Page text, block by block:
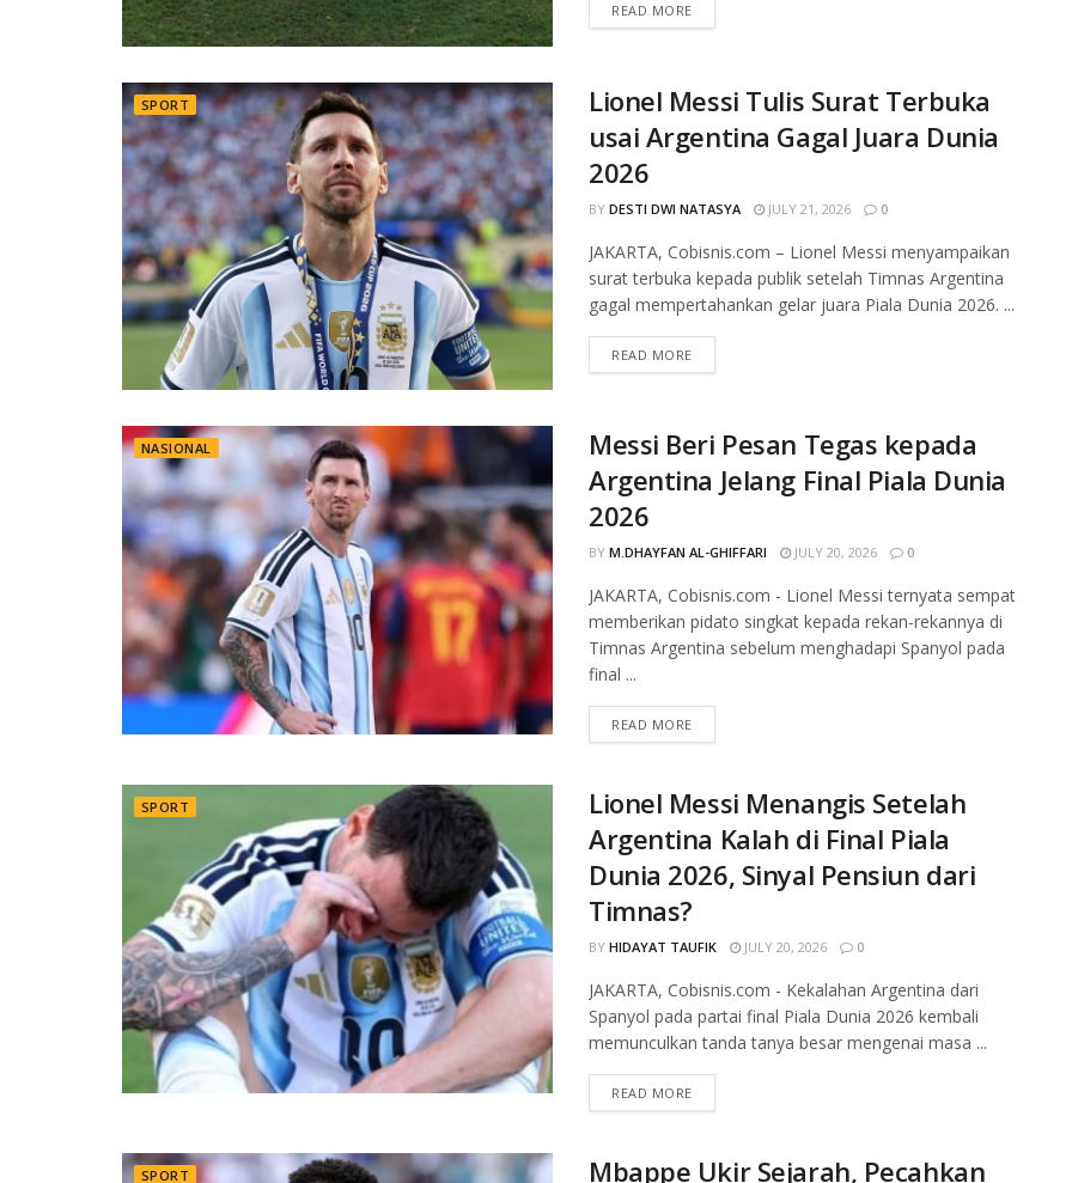
READ MORE
SPORT
Lionel Messi Tulis Surat Terbuka
usai Argentina Gagal Juara Dunia
2026
BY DESTI DWI NATASYA JULY 21, 2026 0
JAKARTA, Cobisnis.com – Lionel Messi menyampaikan
surat terbuka kepada publik setelah Timnas Argentina
gagal mempertahankan gelar juara Piala Dunia 2026. ...
READ MORE
NASIONAL
Messi Beri Pesan Tegas kepada
Argentina Jelang Final Piala Dunia
2026
BY M.DHAYFAN AL-GHIFFARI JULY 20, 2026 0
JAKARTA, Cobisnis.com - Lionel Messi ternyata sempat
memberikan pidato singkat kepada rekan-rekannya di
Timnas Argentina sebelum menghadapi Spanyol pada
final ...
READ MORE
SPORT
Lionel Messi Menangis Setelah
Argentina Kalah di Final Piala
Dunia 2026, Sinyal Pensiun dari
Timnas?
BY HIDAYAT TAUFIK JULY 20, 2026 0
JAKARTA, Cobisnis.com - Kekalahan Argentina dari
Spanyol pada partai final Piala Dunia 2026 kembali
memunculkan tanda tanya besar mengenai masa ...
READ MORE
SPORT
Mbappe Ukir Sejarah, Pecahkan